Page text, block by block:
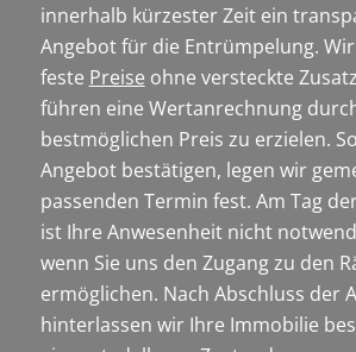
innerhalb kürzester Zeit ein
Angebot für die Entrümpelung.
feste Preise ohne versteckte
führen eine Wertanrechnung
bestmöglichen Preis zu erzielen.
Angebot bestätigen, legen wir
passenden Termin fest. Am Tag
ist Ihre Anwesenheit nicht
wenn Sie uns den Zugang zu den
ermöglichen. Nach Abschluss der
hinterlassen wir Ihre Immobilie